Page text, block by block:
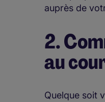
auprès de
2.
au
Quelque soit